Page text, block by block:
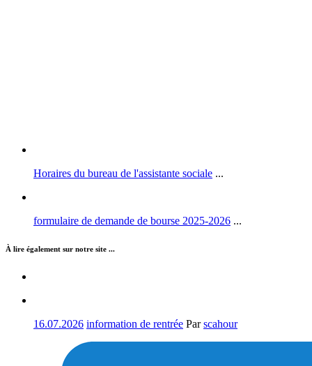
Horaires du bureau de l'assistante sociale ...
formulaire de demande de bourse 2025-2026 ...
À lire également sur notre site ...
16.07.2026 information de rentrée Parscahour